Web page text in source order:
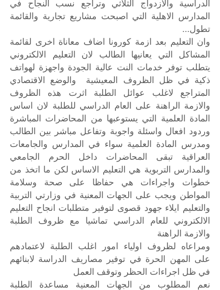
المدارس الاهلية التي اصبحت مشاريع تجارية والقائمة
تطول...
وان التعليم بعد ازمة كورونا اضاف معاناة اخرى لقائمة
المشاكل التي يعانيها الطالب لان التعليم الالكتروني
يتطلب توفر خدمات النت عالية الجودة واجهزة لهواتف
ذكية في ظل الظروف المعيشية والوضع الاقتصادي
المتراجع لاغلب عوائل الطلبة اثرت هذه الظروف
والازمة الراهنة على العام الدراسي للطلبة لان اساس
المادة العلمية التي يستوعبها من المحاضرات المباشرة
وردود افعال واسئلة واجوبة وتفاعل مباشر بين الطالب
ومدرس المادة العلمية سواء في المدارس والجامعات
العراقية تبقى المحاضرات داخل الحرم الجامعي
والمدارس التربوية هي التعليم الاساس لكن ما اتخذ من
خطوات واجراءات هي حفاظا على صحة وسلامة
المواطن ويجب على الجهات المعنية في وزارتي التربية
والتعليم ايلاء جهود قصوى لتوفير متطلبات انجاح التعليم
الالكتروني للعام الدراسي تماشيا مع ظروف الطلبة
والازمة الراهنة
ومراعاه لظروف اولياء امور اغلب الطلبة لاعتمادهم
على المهن الحرة في توفير مصاريف الدراسة لابنائهم
في ظل اجراءات الحظر وتوقف العمل
نعم المطلوب من الجهات المعنية مساعدة
الطلبة